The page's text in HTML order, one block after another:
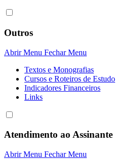
Outros
Abrir Menu Fechar Menu
Textos e Monografias
Cursos e Roteiros de Estudo
Indicadores Financeiros
Links
Atendimento ao Assinante
Abrir Menu Fechar Menu